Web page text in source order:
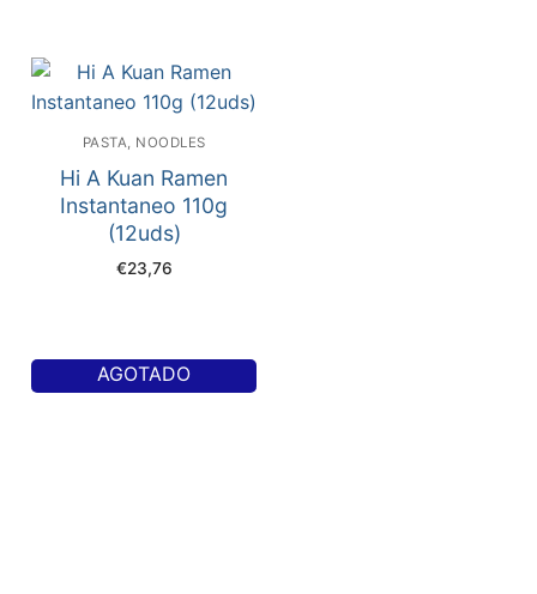
PASTA, NOODLES
Hi A Kuan Ramen
Instantaneo 110g
(12uds)
€23,76
AGOTADO